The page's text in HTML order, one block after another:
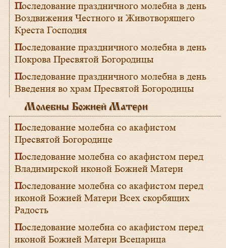
Последование праздничного молебна в день
Воздвижения Честного и Животворящего
Креста Господня
Последование праздничного молебна в день
Покрова Пресвятой Богородицы
Последование праздничного молебна в день
Введения во храм Пресвятой Богородицы
Молебны Божией Матери
Последование молебна со акафистом
Пресвятой Богородице
Последование молебна со акафистом перед
Владимирской иконой Божией Матери
Последование молебна со акафистом перед
иконой Божией Матери Всех скорбящих
Радость
Последование молебна со акафистом перед
иконой Божией Матери Всецарица